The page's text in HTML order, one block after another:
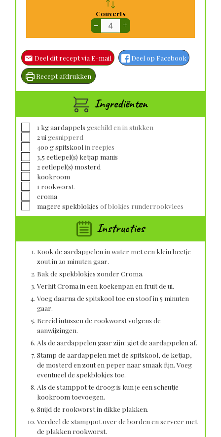
Couverts
– +
Deel dit recept via E-mail Deel op Facebook
Recept afdrukken
Ingrediënten
▢1 kgaardappels geschild en in stukken
▢
2 ui gesnipperd
▢400 gspitskool in reepjes
▢
3,5 eetlepel(s) ketjap manis
▢
2 eetlepel(s) mosterd
▢
kookroom
▢1 rookworst
▢
croma
▢
magere spekblokjes of blokjes runderrookvlees
Instructies
Kook de aardappelen in water met een klein beetje
zout in 20 minuten gaar.
Bak de spekblokjes zonder Croma.
Verhit Croma in een koekenpan en fruit de ui.
Voeg daarna de spitskool toe en stoof in 5 minuten
gaar.
Bereid intussen de rookworst volgens de
aanwijzingen.
Als de aardappelen gaar zijn: giet de aardappelen af.
Stamp de aardappelen met de spitskool, de ketjap,
de mosterd en zout en peper naar smaak fijn. Voeg
eventueel de spekblokjes toe.
Als de stamppot te droog is kun je een scheutje
kookroom toevoegen.
Snijd de rookworst in dikke plakken.
Verdeel de stamppot over de borden en serveer met
de plakken rookworst.